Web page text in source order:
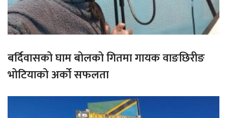
बर्दिवासको घाम बोलको गितमा गायक वाङछिरीङ
भोटियाको अर्को सफलता